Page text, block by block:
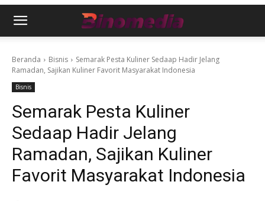
Beranda Bisnis
Semarak Pesta Kuliner Sedaap Hadir Jelang
Ramadan, Sajikan Kuliner Favorit Masyarakat Indonesia
Bisnis
Semarak Pesta Kuliner
Sedaap Hadir Jelang
Ramadan, Sajikan Kuliner
Favorit Masyarakat Indonesia